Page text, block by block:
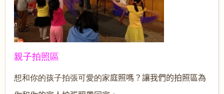
親子拍照區
想和你的孩子拍張可愛的家庭照嗎？讓我們的拍照區為